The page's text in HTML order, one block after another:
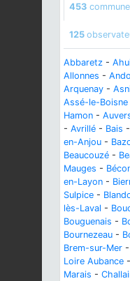
453
125
Abbaretz -
Allonnes -
Arquenay -
Assé-le-Boisne
Hamon -
- Avrillé - Bais -
en-Anjou -
Beaucouzé -
Mauges -
en-Layon -
Sulpice -
lès-Laval -
Bouguenais -
Bournezeau -
Brem-sur-Mer -
Loire Aubance -
Marais -